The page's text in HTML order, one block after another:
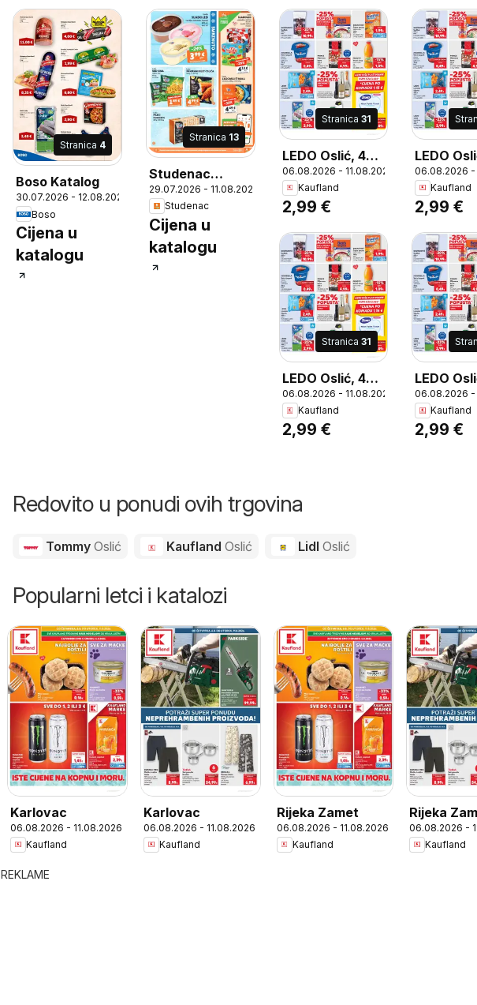
Stranica 4
Boso Katalog
30.07.2026 - 12.08.2026
Boso
Cijena u
katalogu
Stranica 13
Studenac
Katalog
29.07.2026 - 11.08.2026
Studenac
Cijena u
katalogu
Stranica31
LEDO Oslić, 400
g
06.08.2026 - 11.08.2026
Kaufland
2,99 €
LEDO
g
06.08.2026 -
Kaufland
2,99 €
Stranica31
LEDO Oslić, 400
g
06.08.2026 - 11.08.2026
Kaufland
2,99 €
LEDO
g
06.08.2026 -
Kaufland
2,99 €
Redovito u ponudi ovih trgovina
Tommy Oslić KauflandOslić LidlOslić
Popularni letci i katalozi
Karlovac
06.08.2026 - 11.08.2026
Kaufland
Karlovac
06.08.2026 - 11.08.2026
Kaufland
Rijeka Zamet
06.08.2026 - 11.08.2026
Kaufland
Rijeka
06.08.2026 -
Kaufland
REKLAME